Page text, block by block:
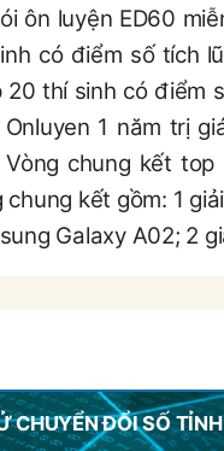
ôn luyện ED60
có điểm số tích
thí sinh có điểm
1 năm trị
chung kết
kết gồm: 1
Galaxy A02; 2
CHUYỂN ĐỔI SỐ